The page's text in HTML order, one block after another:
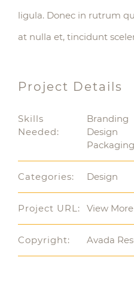
ligula. Donec in rutrum
at nulla et, tincidunt
Project Details
Skills
Needed:
Branding
Design
Packaging
Categories: Design
Project URL: View
Copyright: Avada